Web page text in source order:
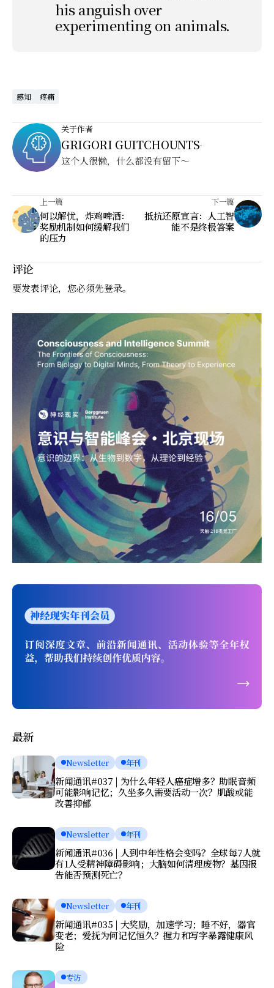
his anguish over
experimenting on animals.
感知 疼痛
关于作者
GRIGORI GUITCHOUNTS-
这个人很懒，什么都没有留下～
上一篇
何以解忧，炸鸡啤酒：
奖励机制如何缓解我们
的压力
下一篇
抵抗还原宣言：人工智
能不是终极答案
评论
要发表评论，您必须先登录。
最新
Newsletter 年刊
新闻通讯#037 | 为什么年轻人癌症增多？助眠音频
可能影响记忆；久坐多久需要活动一次？肌酸或能
改善抑郁
Newsletter 年刊
新闻通讯#036 | 人到中年性格会变吗？全球每7人就
有1人受精神障碍影响；大脑如何清理废物？基因报
告能否预测死亡？
Newsletter 年刊
新闻通讯#035 | 大奖励，加速学习；睡不好，器官
变老；爱抚为何记忆恒久？握力和写字暴露健康风
险
专访